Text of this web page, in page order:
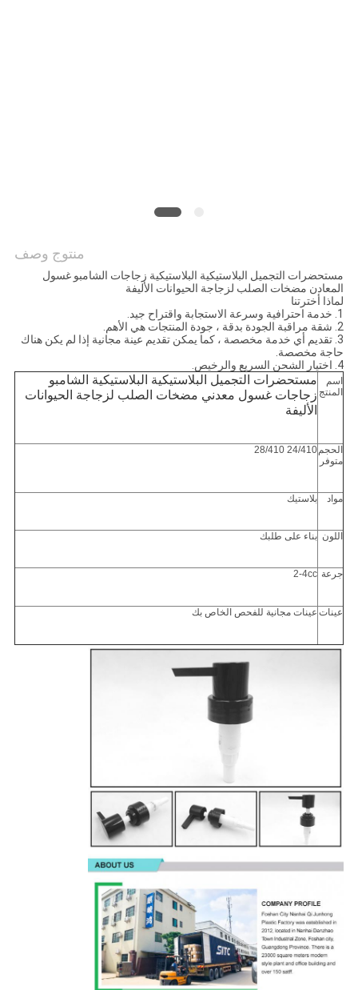
منتوج وصف
مستحضرات التجميل البلاستيكية البلاستيكية زجاجات الشامبو غسول
المعادن مضخات الصلب لزجاجة الحيوانات الأليفة
لماذا أخترتنا
1. خدمة احترافية وسرعة الاستجابة واقتراح جيد.
2. شقة مراقبة الجودة بدقة ، جودة المنتجات هي الأهم.
3. تقديم أي خدمة مخصصة ، كما يمكن تقديم عينة مجانية إذا لم يكن هناك
حاجة مخصصة.
4. اختيار الشحن السريع والرخيص.
اسم
المنتج
مستحضرات التجميل البلاستيكية البلاستيكية الشامبو
زجاجات غسول معدني مضخات الصلب لزجاجة الحيوانات
الأليفة
الحجم
متوفر
24/410 28/410
مواد بلاستيك
اللون بناء على طلبك
جرعة 2-4cc
عينات عينات مجانية للفحص الخاص بك